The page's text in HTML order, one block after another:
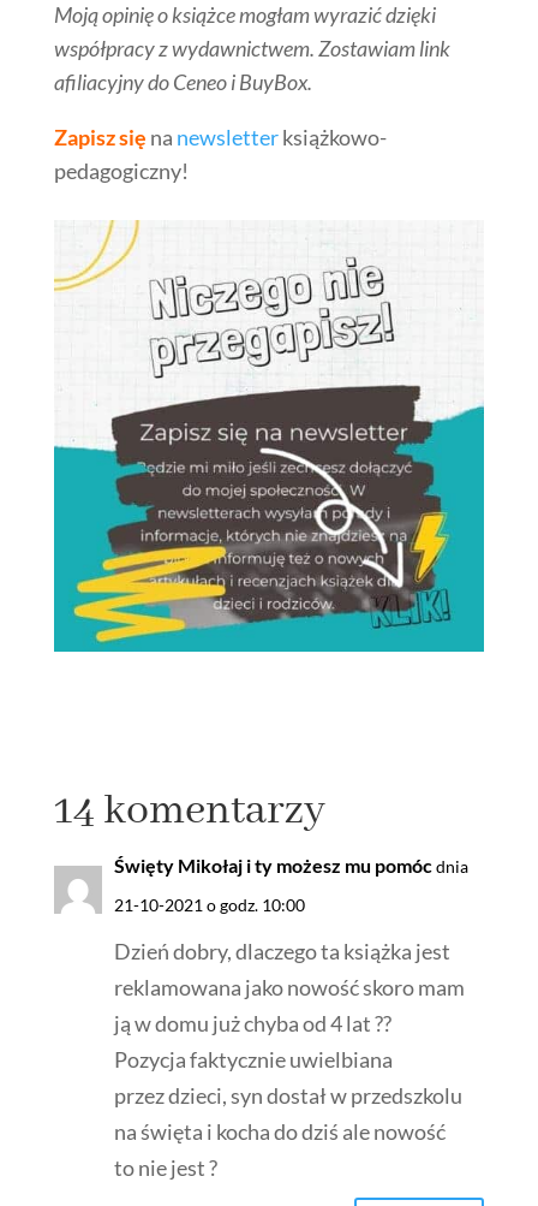
Moją opinię o książce mogłam wyrazić dzięki
współpracy z wydawnictwem. Zostawiam link
afiliacyjny do Ceneo i BuyBox.
Zapisz się na newsletterksiążkowo-
pedagogiczny!
14 komentarzy
Święty Mikołaj i ty możesz mu pomócdnia
21-10-2021 o godz. 10:00
Dzień dobry, dlaczego ta książka jest
reklamowana jako nowość skoro mam
ją w domu już chyba od 4 lat ??
Pozycja faktycznie uwielbiana
przez dzieci, syn dostał w przedszkolu
na święta i kocha do dziś ale nowość
to nie jest ?